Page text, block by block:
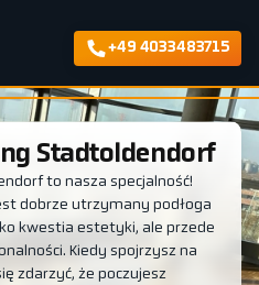
+49 4033483715
Stadtoldendorf
to nasza specjalność!
dobrze utrzymany podłoga
kwestia estetyki, ale przede
Kiedy spojrzysz na
zdarzyć, że poczujesz